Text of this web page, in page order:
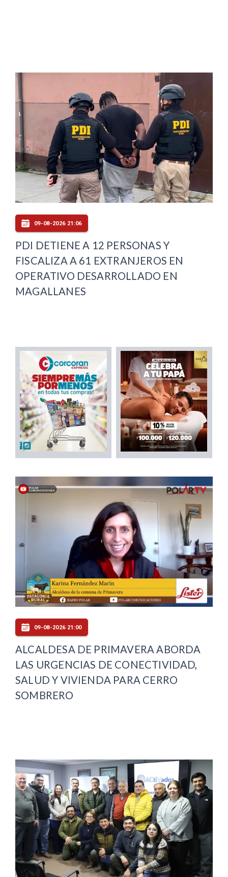
09-08-2026 21:06
PDI DETIENE A 12 PERSONAS Y
FISCALIZA A 61 EXTRANJEROS EN
OPERATIVO DESARROLLADO EN
MAGALLANES
09-08-2026 21:00
ALCALDESA DE PRIMAVERA ABORDA
LAS URGENCIAS DE CONECTIVIDAD,
SALUD Y VIVIENDA PARA CERRO
SOMBRERO